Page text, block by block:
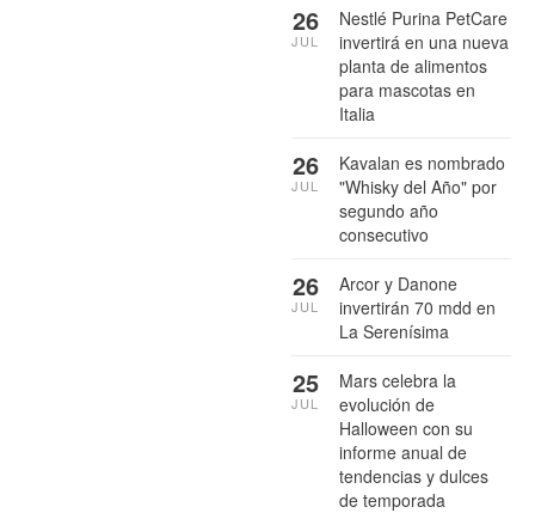
Nestlé Purina PetCare
invertirá en una nueva
planta de alimentos
para mascotas en
Italia
26
JUL
Kavalan es nombrado
"Whisky del Año" por
segundo año
consecutivo
26
JUL
Arcor y Danone
invertirán 70 mdd en
La Serenísima
26
JUL
Mars celebra la
evolución de
Halloween con su
informe anual de
tendencias y dulces
de temporada
25
JUL